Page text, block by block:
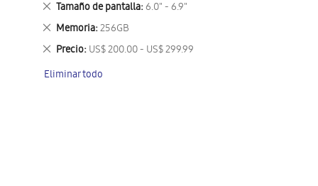
Tamaño de pantalla 6.0" - 6.9"
Eliminar
este
artículo
Memoria 256GB
Eliminar
este
artículo
Precio US$ 200.00 - US$ 299.99
Eliminar
artículo
Eliminar todo